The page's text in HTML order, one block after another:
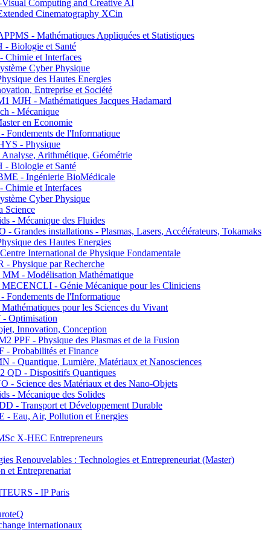
Computing and Creative AI
Cinematography XCin
- Mathématiques Appliquées et Statistiques
Biologie et Santé
et Interfaces
Cyber Physique
des Hautes Energies
Entreprise et Société
MJH - Mathématiques Jacques Hadamard
- Mécanique
en Economie
de l'Informatique
- Physique
Arithmétique, Géométrie
Biologie et Santé
- Ingénierie BioMédicale
et Interfaces
Cyber Physique
Science
- Mécanique des Fluides
Grandes installations - Plasmas, Lasers, Accélérateurs, Tokamaks
des Hautes Energies
International de Physique Fondamentale
Physique par Recherche
- Modélisation Mathématique
- Génie Mécanique pour les Cliniciens
de l'Informatique
pour les Sciences du Vivant
Optimisation
Innovation, Conception
PPF - Physique des Plasmas et de la Fusion
Probabilités et Finance
- Quantique, Lumière, Matériaux et Nanosciences
- Dispositifs Quantiques
- Science des Matériaux et des Nano-Objets
- Mécanique des Solides
- Transport et Développement Durable
- Eau, Air, Pollution et Énergies
X-HEC Entrepreneurs
Renouvelables : Technologies et Entrepreneuriat (Master)
et Entreprenariat
- IP Paris
internationaux